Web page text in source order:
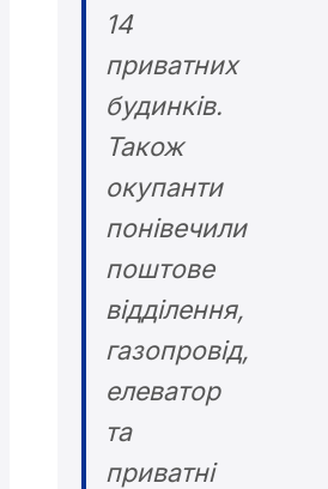
14
приватних
будинків.
Також
окупанти
понівечили
поштове
відділення,
газопровід,
елеватор
та
приватні